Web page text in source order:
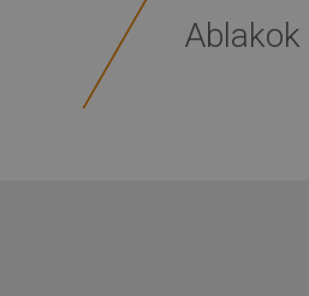
Ablakok